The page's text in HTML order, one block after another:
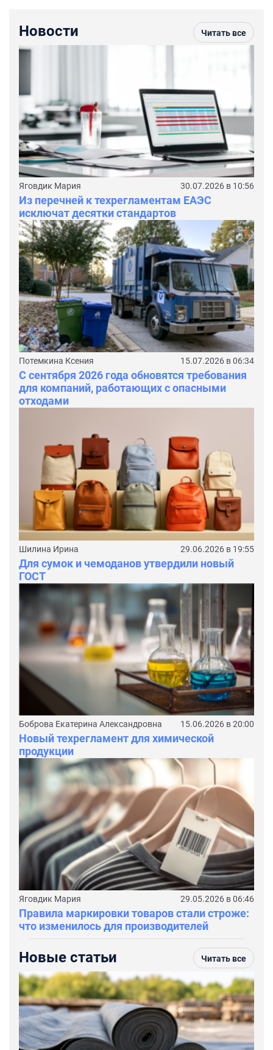
Новости Читать все
Яговдик Мария 30.07.2026 в 10:56
Из перечней к техрегламентам ЕАЭС
исключат десятки стандартов
Потемкина Ксения 15.07.2026 в 06:34
С сентября 2026 года обновятся требования
для компаний, работающих с опасными
отходами
Шилина Ирина 29.06.2026 в 19:55
Для сумок и чемоданов утвердили новый
ГОСТ
Боброва Екатерина Александровна 15.06.2026 в 20:00
Новый техрегламент для химической
продукции
Яговдик Мария 29.05.2026 в 06:46
Правила маркировки товаров стали строже:
что изменилось для производителей
Новые статьи Читать все